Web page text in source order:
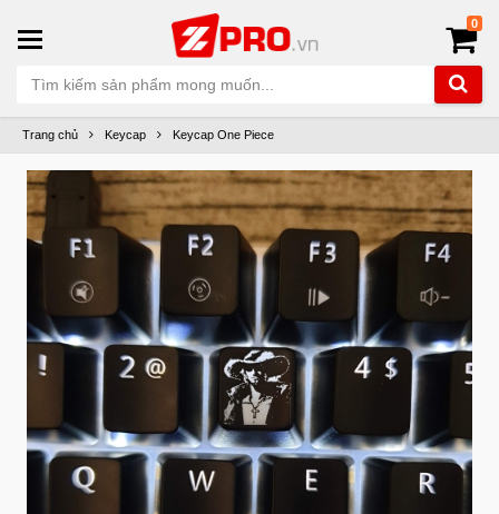
0
Trang chủ Keycap Keycap One Piece